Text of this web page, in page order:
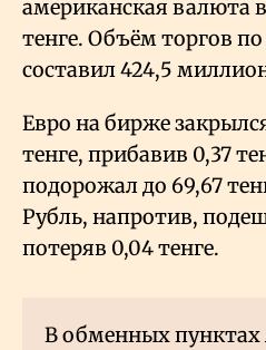
американская валюта
тенге. Объём торгов
составил 424,5
Евро на бирже
тенге, прибавив 0,37
подорожал до 69,67
Рубль, напротив,
потеряв 0,04 тенге.
В обменных